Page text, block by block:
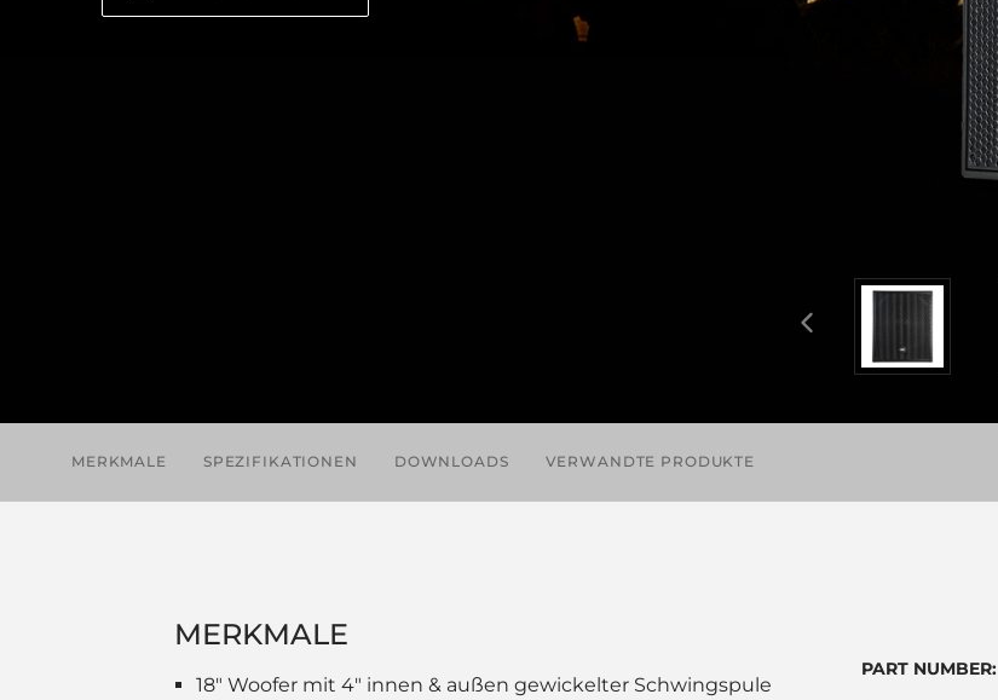
MERKMALE SPEZIFIKATIONEN DOWNLOADS VERWANDTE PRODUKTE
MERKMALE
18" Woofer mit 4" innen & außen gewickelter Schwingspule
PART NUMBER: